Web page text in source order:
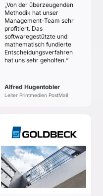
„Von der überzeugenden
Methodik hat unser
Management-Team sehr
profitiert. Das
softwaregestützte und
mathematisch fundierte
Entscheidungsverfahren
hat uns sehr geholfen.“
Alfred Hugentobler
Leiter Printmedien PostMail
Medienmarkt.
GOLDBECK GMBH
Jörg-Uwe Goldbeck
ZIELE
Identifikation potenziell
relevanter Trends,
Themen und